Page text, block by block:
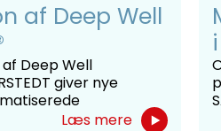
af Deep Well
Deep Well
giver nye
Læs mere